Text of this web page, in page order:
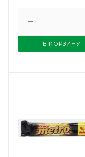
В КОРЗИНУ